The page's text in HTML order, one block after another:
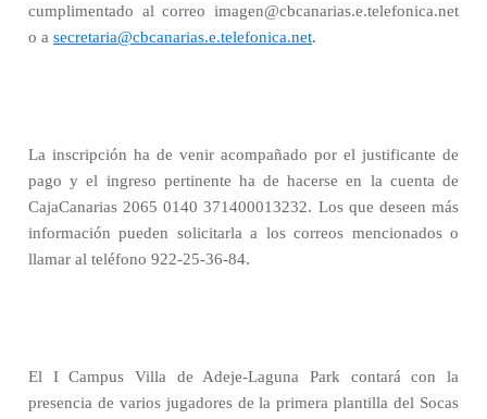
cumplimentado al correo imagen@cbcanarias.e.telefonica.net
o a secretaria@cbcanarias.e.telefonica.net.
La inscripción ha de venir acompañado por el justificante de
pago y el ingreso pertinente ha de hacerse en la cuenta de
CajaCanarias 2065 0140 371400013232. Los que deseen más
información pueden solicitarla a los correos mencionados o
llamar al teléfono 922-25-36-84.
El I Campus Villa de Adeje-Laguna Park contará con la
presencia de varios jugadores de la primera plantilla del Socas